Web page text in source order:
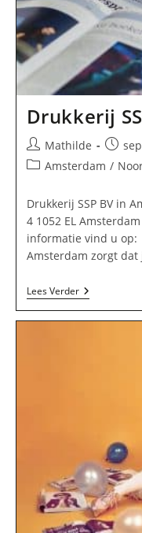
Drukkerij
Bericht
auteur:
Mathilde
Bericht
Berichtcategorie:
Amsterdam /
Drukkerij SSP BV in
4 1052 EL
informatie vind u op:
Amsterdam zorgt dat
Lees VerderDrukkerij
SSP